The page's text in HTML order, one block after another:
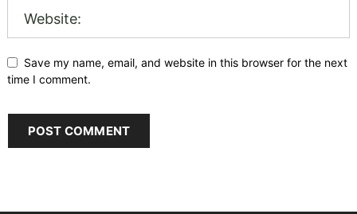
Save my name, email, and website in this browser for the next
time I comment.